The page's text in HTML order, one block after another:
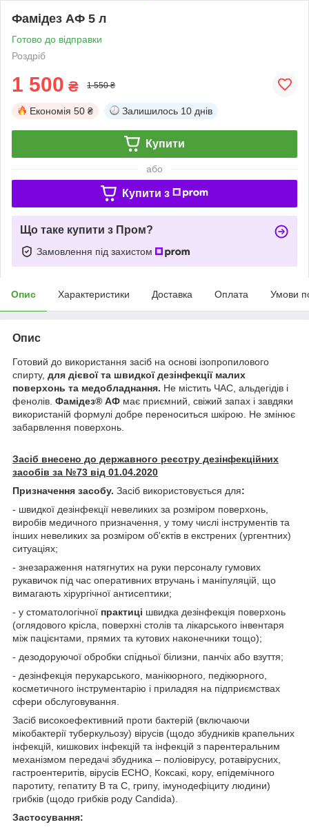
Фамідез АФ 5 л
Готово до відправки
Роздріб
1 500 ₴ 1 550 ₴
Економія 50 ₴ Залишилось 10 днів
Купити
або
Купити з
Що таке купити з Пром?
Замовлення під захистом
Опис Характеристики Доставка Оплата Умови
Опис
Готовий до використання засіб на основі ізопропилового
спирту, для дієвої та швидкої дезінфекції малих
поверхонь та медобладнання. Не містить ЧАС, альдегідів і
фенолів. Фамідез® АФ має приємний, свіжий запах і завдяки
використаній формулі добре переноситься шкірою. Не змінює
забарвлення поверхонь.
Засіб внесено до державного реєстру дезінфекційних
засобів за №73 від 01.04.2020
Призначення засобу. Засіб використовується для:
- швидкої дезінфекції невеликих за розміром поверхонь,
виробів медичного призначення, у тому числі інструментів та
інших невеликих за розміром об'єктів в екстрених (ургентних)
ситуаціях;
- знезараження натягнутих на руки персоналу гумових
рукавичок під час оперативних втручань і маніпуляцій, що
вимагають хірургічної антисептики;
- у стоматологічної практиці швидка дезінфекція поверхонь
(оглядового крісла, поверхні столів та лікарського інвентаря
між пацієнтами, прямих та кутових наконечники тощо);
- дезодоруючої обробки спідньої білизни, панчіх або взуття;
- дезінфекція перукарського, манікюрного, педікюрного,
косметичного інструментарію і приладяя на підприємствах
сфери обслуговування.
Засіб високоефективний проти бактерій (включаючи
мікобактерії туберкульозу) вірусів (щодо збудників крапельних
інфекцій, кишкових інфекцій та інфекцій з парентеральним
механізмом передачі збудника – поліовірусу, ротавірусних,
гастроентеритів, вірусів ЕСНО, Коксакі, кору, епідемічного
паротиту, гепатиту В та С, грипу, імунодефіциту людини)
грибків (щодо грибків роду Candida).
Застосування: